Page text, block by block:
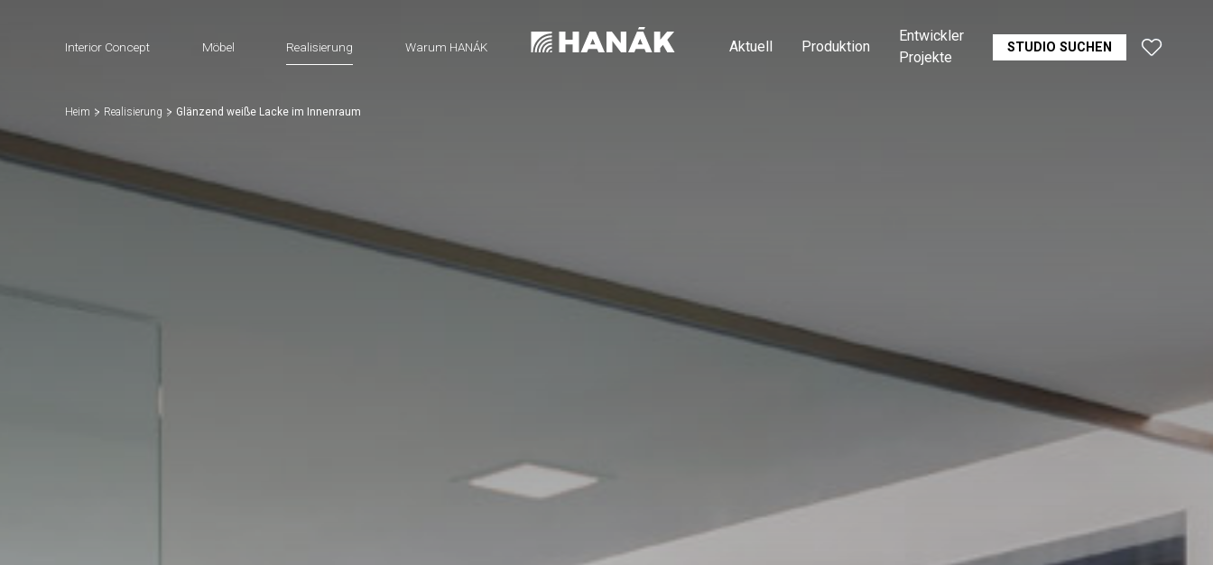
Interior Concept Möbel Realisierung Warum HANÁK Aktuell Produktion
Entwickler
Projekte
STUDIO SUCHEN
Heim Realisierung Glänzend weiße Lacke im Innenraum